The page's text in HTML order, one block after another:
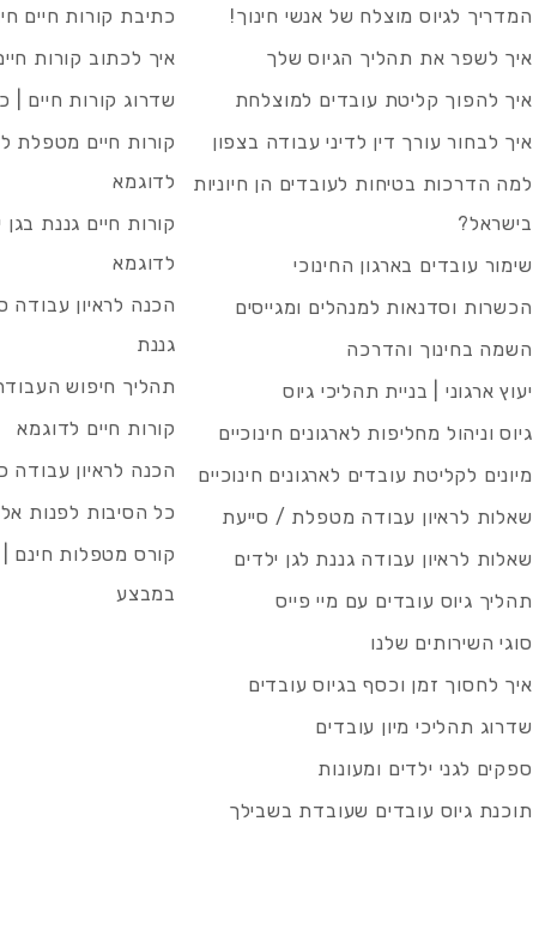
המדריך לגיוס מוצלח של אנשי חינוך!
איך לשפר את תהליך הגיוס שלך
איך להפוך קליטת עובדים למוצלחת
איך לבחור עורך דין לדיני עבודה בצפון
למה הדרכות בטיחות לעובדים הן חיוניות
בישראל?
שימור עובדים בארגון החינוכי
הכשרות וסדנאות למנהלים ומגייסים
השמה בחינוך והדרכה
יעוץ ארגוני | בניית תהליכי גיוס
גיוס וניהול מחליפות לארגונים חינוכיים
מיונים לקליטת עובדים לארגונים חינוכיים
שאלות לראיון עבודה מטפלת / סייעת
שאלות לראיון עבודה גננת לגן ילדים
תהליך גיוס עובדים עם מיי פייס
סוגי השירותים שלנו
איך לחסוך זמן וכסף בגיוס עובדים
שדרוג תהליכי מיון עובדים
ספקים לגני ילדים ומעונות
תוכנת גיוס עובדים שעובדת בשבילך
כתיבת קורות חיים
איך לכתוב קורות
שדרוג קורות חיים |
קורות חיים מטפלת
לדוגמא
קורות חיים גננת
לדוגמא
הכנה לראיון
גננת
תהליך חיפוש
קורות חיים לדוגמא
הכנה לראיון עבודה
כל הסיבות לפנות
קורס מטפלות חינם
במבצע